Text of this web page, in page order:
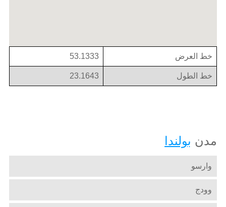
خط العرض 53.1333
خط الطول 23.1643
مدن بولندا
وارسو
وودج